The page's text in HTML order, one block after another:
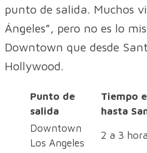
punto de salida. Muchos
Ángeles”, pero no es lo
Downtown que desde
Hollywood.
Punto de
salida
Tiempo
hasta
Downtown
Los Angeles
2 a 3